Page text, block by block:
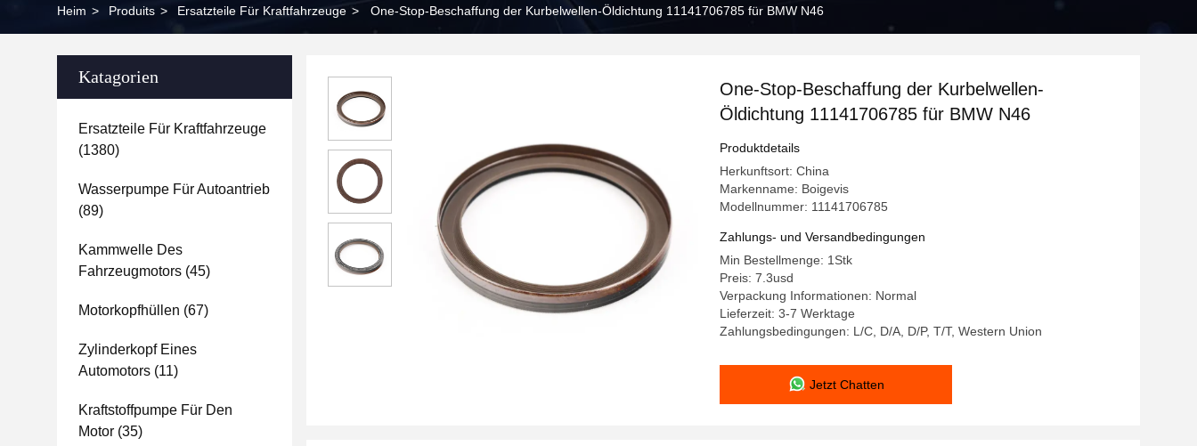
Heim > Produits > Ersatzteile Für Kraftfahrzeuge > One-Stop-Beschaffung der Kurbelwellen-Öldichtung 11141706785 für BMW N46
Katagorien
Ersatzteile Für Kraftfahrzeuge
(1380)
Wasserpumpe Für Autoantrieb
(89)
Kammwelle Des
Fahrzeugmotors (45)
Motorkopfhüllen (67)
Zylinderkopf Eines
Automotors (11)
Kraftstoffpumpe Für Den
Motor (35)
One-Stop-Beschaffung der Kurbelwellen-
Öldichtung 11141706785 für BMW N46
Produktdetails
Herkunftsort: China
Markenname: Boigevis
Modellnummer: 11141706785
Zahlungs- und Versandbedingungen
Min Bestellmenge: 1Stk
Preis: 7.3usd
Verpackung Informationen: Normal
Lieferzeit: 3-7 Werktage
Zahlungsbedingungen: L/C, D/A, D/P, T/T, Western Union
Jetzt Chatten